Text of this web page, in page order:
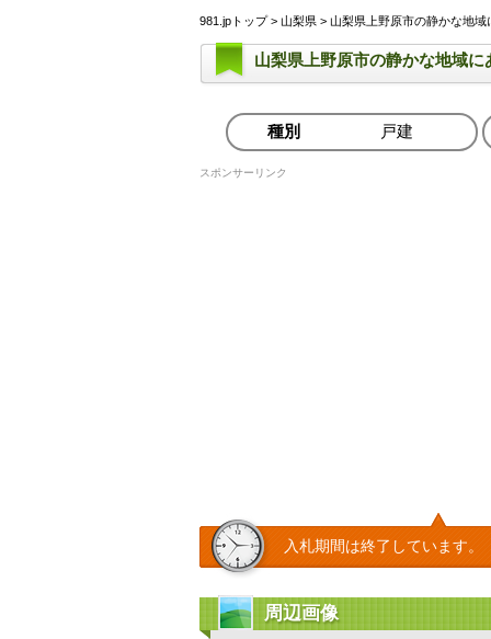
981.jpトップ> 山梨県 > 山梨県上野原市の静かな地
山梨県上野原市の静かな地域に
種別 戸建
スポンサーリンク
入札期間は終了しています。
周辺画像